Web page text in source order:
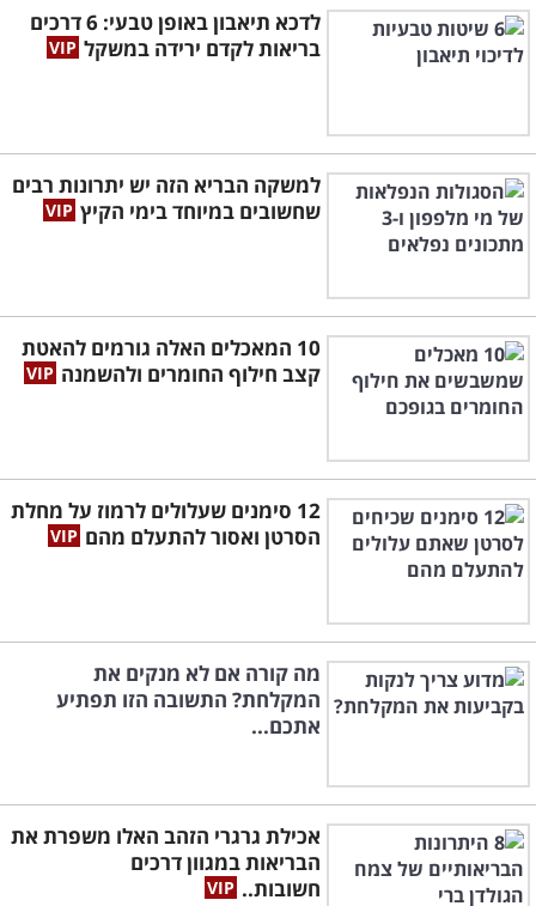
לדכא תיאבון באופן טבעי: 6 דרכים
בריאות לקדם ירידה במשקל
למשקה הבריא הזה יש יתרונות רבים
שחשובים במיוחד בימי הקיץ
10 המאכלים האלה גורמים להאטת
קצב חילוף החומרים ולהשמנה
12 סימנים שעלולים לרמוז על מחלת
הסרטן ואסור להתעלם מהם
מה קורה אם לא מנקים את
המקלחת? התשובה הזו תפתיע
אתכם...
אכילת גרגרי הזהב האלו משפרת את
הבריאות במגוון דרכים
חשובות..